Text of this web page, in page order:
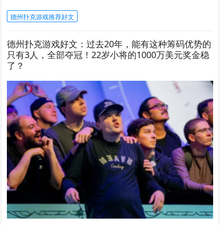
德州扑克游戏推荐好文
德州扑克游戏好文：过去20年，能有这种筹码优势的
只有3人，全部夺冠！22岁小将的1000万美元奖金稳
了？